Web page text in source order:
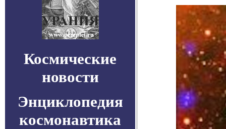
Космические
новости
Энциклопедия
космонавтика